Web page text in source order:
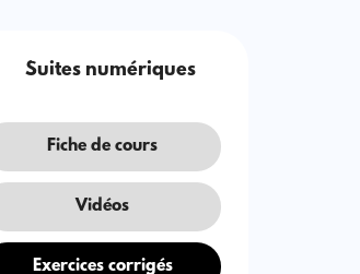
Suites numériques
Fiche de cours
Vidéos
Exercices corrigés